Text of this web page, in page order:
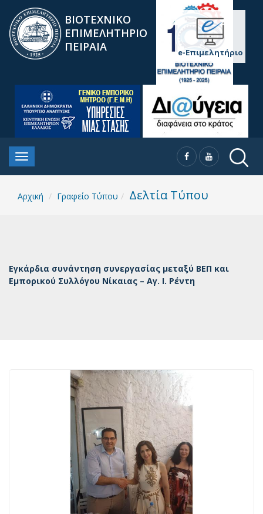
ΒΙΟΤΕΧΝΙΚΟ
ΕΠΙΜΕΛΗΤΗΡΙΟ
ΠΕΙΡΑΙΑ
e-Επιμελητήριο
Αρχική Γραφείο Τύπου Δελτία Τύπου
Εγκάρδια συνάντηση συνεργασίας μεταξύ ΒΕΠ και
Εμπορικού Συλλόγου Νίκαιας – Αγ. Ι. Ρέντη